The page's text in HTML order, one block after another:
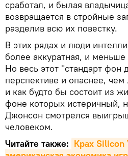
сработал, и былая
возвращается в стройные
разделив всю их повестку.
В этих рядах и люди
более аккуратная, и
Но весь этот "стандарт фон
перспективе и опаснее,
и как будто бы состоит из
фоне которых истеричный,
Джонсон смотрелся
человеком.
Читайте также: Крах Silicon